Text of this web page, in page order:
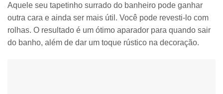
Aquele seu tapetinho surrado do banheiro pode ganhar
outra cara e ainda ser mais útil. Você pode revesti-lo com
rolhas. O resultado é um ótimo aparador para quando sair
do banho, além de dar um toque rústico na decoração.